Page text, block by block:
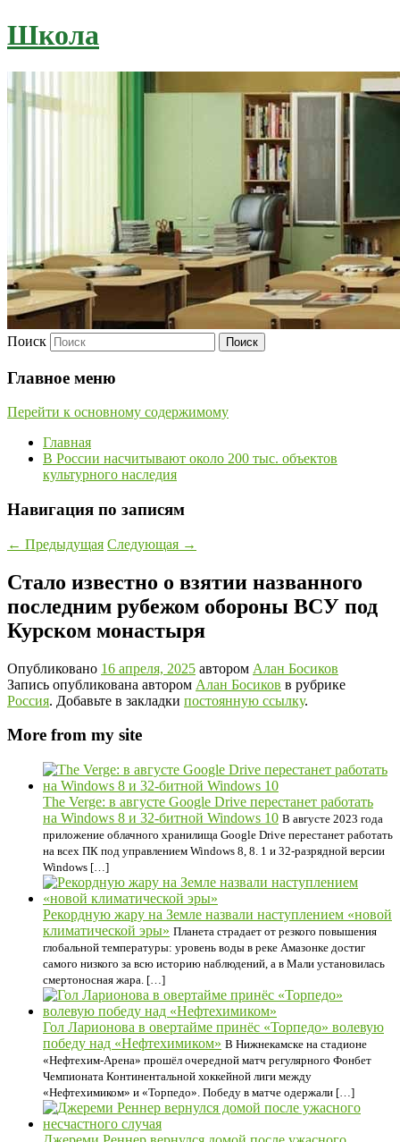
Школа
Поиск
Главное меню
Перейти к основному содержимому
Главная
В России насчитывают около 200 тыс. объектов
культурного наследия
Навигация по записям
← Предыдущая Следующая →
Стало известно о взятии названного
последним рубежом обороны ВСУ под
Курском монастыря
Опубликовано 16 апреля, 2025 автором Алан Босиков
Запись опубликована автором Алан Босиков в рубрике
Россия. Добавьте в закладки постоянную ссылку.
More from my site
The Verge: в августе Google Drive перестанет работать
на Windows 8 и 32-битной Windows 10 В августе 2023 года
приложение облачного хранилища Google Drive перестанет работать
на всех ПК под управлением Windows 8, 8. 1 и 32-разрядной версии
Windows […]
Рекордную жару на Земле назвали наступлением «новой
климатической эры» Планета страдает от резкого повышения
глобальной температуры: уровень воды в реке Амазонке достиг
самого низкого за всю историю наблюдений, а в Мали установилась
смертоносная жара. […]
Гол Ларионова в овертайме принёс «Торпедо» волевую
победу над «Нефтехимиком» В Нижнекамске на стадионе
«Нефтехим-Арена» прошёл очередной матч регулярного Фонбет
Чемпионата Континентальной хоккейной лиги между
«Нефтехимиком» и «Торпедо». Победу в матче одержали […]